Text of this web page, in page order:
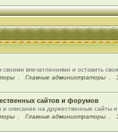
своими впечатлениями и оставить
Главные администраторы
сайтов и форумов
и описание на дружественные сайты
Главные администраторы